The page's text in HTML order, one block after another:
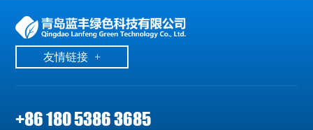
友情链接 +
+86 180 5386 3685